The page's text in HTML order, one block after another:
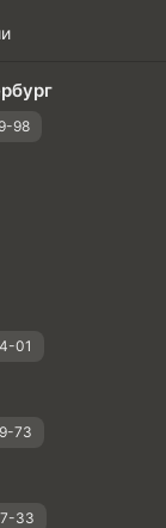
98
01
73
33